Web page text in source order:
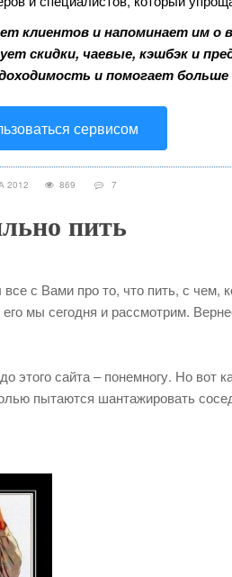
клиентов и напоминает им о
скидки, чаевые, кэшбэк и
и помогает
сервисом
2012 869 7
пить
все с Вами про то, что пить, с
его мы сегодня и рассмотрим.
этого сайта – понемногу. Но вот
пытаются шантажировать